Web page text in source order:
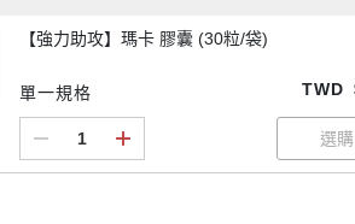
【強力助攻】瑪卡 膠囊 (30粒/袋)
單一規格 TWD